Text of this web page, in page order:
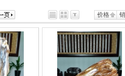
价格